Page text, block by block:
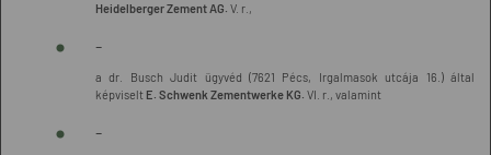
Heidelberger Zement AG. V. r.,
-
a dr. Busch Judit ügyvéd (7621 Pécs, Irgalmasok utcája 16.) által
képviselt E. Schwenk Zementwerke KG. VI. r., valamint
-